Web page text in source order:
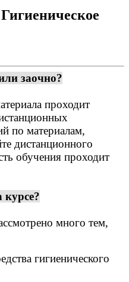
заочно?
проходит
по материалам,
дистанционного
обучения проходит
много тем,
гигиенического